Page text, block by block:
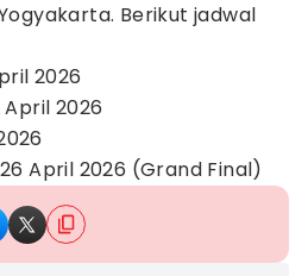
Berikut jadwal
2026
April 2026
April 2026 (Grand Final)